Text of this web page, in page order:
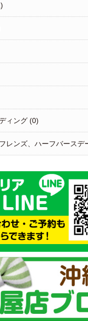
ィング(0)
レンズ、ハーフバースデ